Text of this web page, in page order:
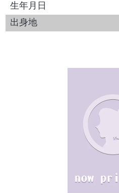
生年月日
出身地